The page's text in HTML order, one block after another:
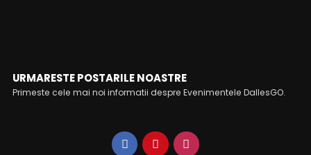
URMARESTE POSTARILE NOASTRE
Primeste cele mai noi informatii despre Evenimentele DallesGO.